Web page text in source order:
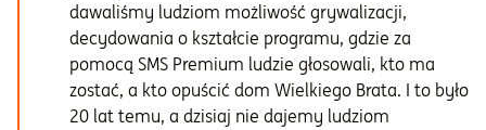
dawaliśmy ludziom możliwość grywalizacji,
decydowania o kształcie programu, gdzie za
pomocą SMS Premium ludzie głosowali, kto ma
zostać, a kto opuścić dom Wielkiego Brata. I to było
20 lat temu, a dzisiaj nie dajemy ludziom